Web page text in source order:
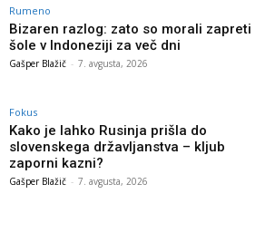
Rumeno
Bizaren razlog: zato so morali zapreti
šole v Indoneziji za več dni
Gašper Blažič - 7. avgusta, 2026
Fokus
Kako je lahko Rusinja prišla do
slovenskega državljanstva – kljub
zaporni kazni?
Gašper Blažič - 7. avgusta, 2026